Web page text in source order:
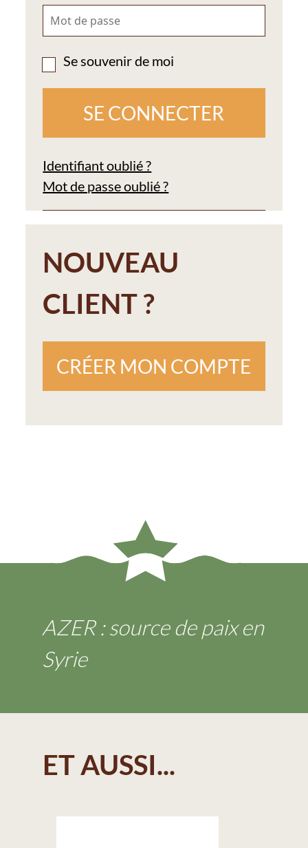
Se souvenir de moi
Identifiant oublié ?
Mot de passe oublié ?
NOUVEAU
CLIENT ?
CRÉER MON COMPTE
AZER : source de paix en
Syrie
ET AUSSI...